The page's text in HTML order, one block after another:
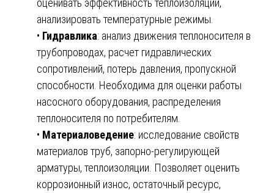
оценивать эффективность теплоизоляции,
анализировать температурные режимы.
• Гидравлика: анализ движения теплоносителя в
трубопроводах, расчет гидравлических
сопротивлений, потерь давления, пропускной
способности. Необходима для оценки работы
насосного оборудования, распределения
теплоносителя по потребителям.
• Материаловедение: исследование свойств
материалов труб, запорно-регулирующей
арматуры, теплоизоляции. Позволяет оценить
коррозионный износ, остаточный ресурс,